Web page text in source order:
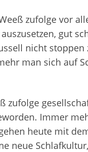
zufolge vor
gut
nicht
man sich auf
zufolge
Immer
heute mit
neue